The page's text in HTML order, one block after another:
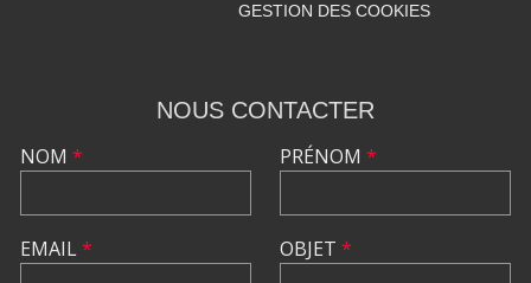
GESTION DES COOKIES
NOUS CONTACTER
NOM *
EMAIL*
PRÉNOM *
OBJET *